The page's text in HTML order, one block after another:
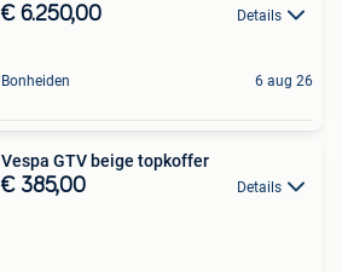
€ 6.250,00 Details
Bonheiden 6 aug 26
Vespa GTV beige topkoffer
€ 385,00 Details